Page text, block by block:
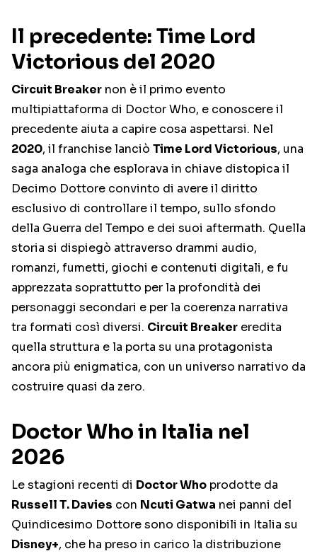
Il precedente: Time Lord
Victorious del 2020
Circuit Breaker non è il primo evento
multipiattaforma di Doctor Who, e conoscere il
precedente aiuta a capire cosa aspettarsi. Nel
2020, il franchise lanciò Time Lord Victorious, una
saga analoga che esplorava in chiave distopica il
Decimo Dottore convinto di avere il diritto
esclusivo di controllare il tempo, sullo sfondo
della Guerra del Tempo e dei suoi aftermath. Quella
storia si dispiegò attraverso drammi audio,
romanzi, fumetti, giochi e contenuti digitali, e fu
apprezzata soprattutto per la profondità dei
personaggi secondari e per la coerenza narrativa
tra formati così diversi. Circuit Breaker eredita
quella struttura e la porta su una protagonista
ancora più enigmatica, con un universo narrativo da
costruire quasi da zero.
Doctor Who in Italia nel
2026
Le stagioni recenti di Doctor Who prodotte da
Russell T. Davies con Ncuti Gatwa nei panni del
Quindicesimo Dottore sono disponibili in Italia su
Disney+, che ha preso in carico la distribuzione